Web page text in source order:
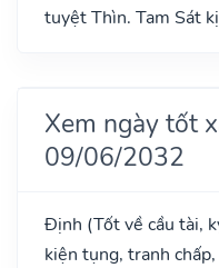
tuyệt Thìn. Tam Sát
Xem ngày tốt
09/06/2032
Định (Tốt về cầu tài,
kiện tụng, tranh